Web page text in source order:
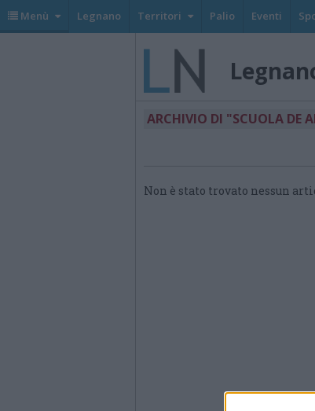
Menù Legnano Territori Palio Eventi
ARCHIVIO DI "SCUOLA DE
Non è stato trovato nessun